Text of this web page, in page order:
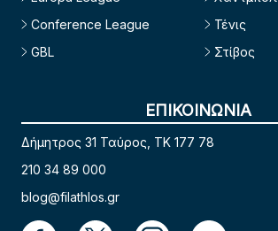
Conference League
GBL
Τένις
Στίβος
ΕΠΙΚΟΙΝΩΝΙΑ
Δήμητρος 31 Ταύρος, TK 177 78
210 34 89 000
blog@filathlos.gr